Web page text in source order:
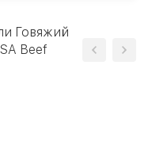
Говяжий
Beef